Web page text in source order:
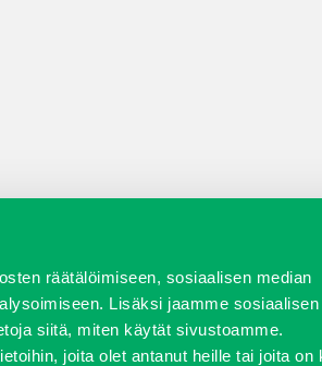
räätälöimiseen, sosiaalisen median
Lisäksi jaamme sosiaalisen
siitä, miten käytät sivustoamme.
joita olet antanut heille tai joita on
JT Vuokrakone Jälleenmyyjät